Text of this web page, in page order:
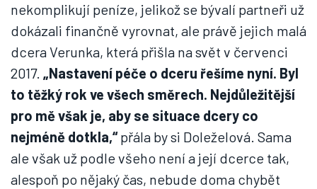
nekomplikují peníze, jelikož se bývalí partneři už
dokázali finančně vyrovnat, ale právě jejich malá
dcera Verunka, která přišla na svět v červenci
2017. „Nastavení péče o dceru řešíme nyní. Byl
to těžký rok ve všech směrech. Nejdůležitější
pro mě však je, aby se situace dcery co
nejméně dotkla,“přála by si Doleželová. Sama
ale však už podle všeho není a její dcerce tak,
alespoň po nějaký čas, nebude doma chybět